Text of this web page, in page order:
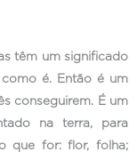
têm um significado
é. Então é um
conseguirem. É um
na terra, para
que for: flor, folha;